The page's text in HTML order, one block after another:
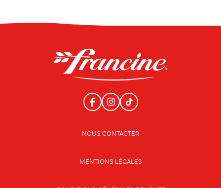
NOUS CONTACTER
MENTIONS LÉGALES